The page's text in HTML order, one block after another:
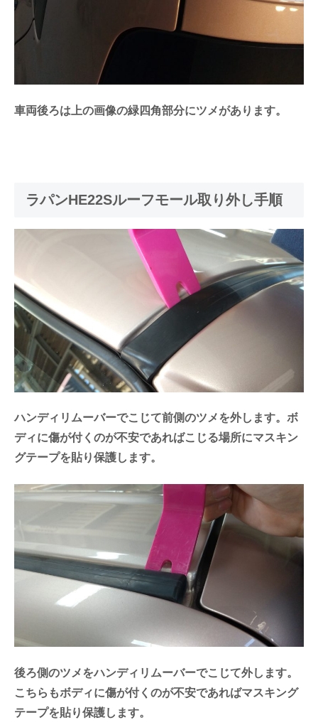
車両後ろは上の画像の緑四角部分にツメがあります。
ラパンHE22Sルーフモール取り外し手順
ハンディリムーバーでこじて前側のツメを外します。ボ
ディに傷が付くのが不安であればこじる場所にマスキン
グテープを貼り保護します。
後ろ側のツメをハンディリムーバーでこじて外します。
こちらもボディに傷が付くのが不安であればマスキング
テープを貼り保護します。